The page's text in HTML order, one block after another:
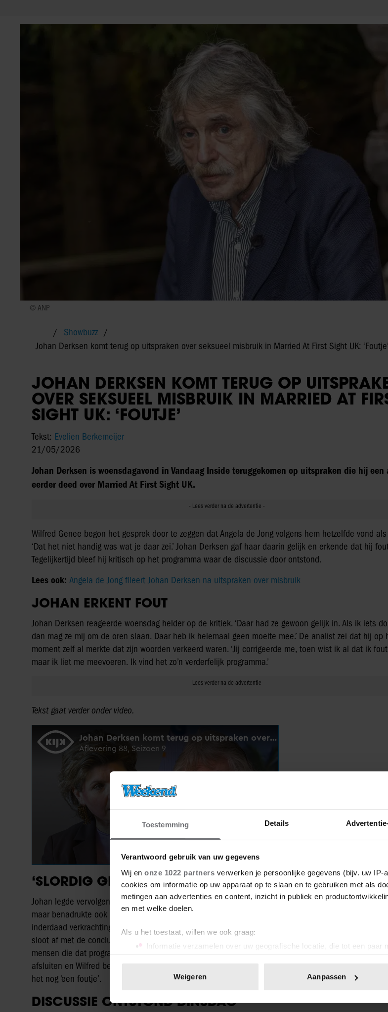
Toestemming Details
Verantwoord gebruik van uw gegevens
Wij en onze 1022 partners verwerken je persoonlijke gegevens (bijv. uw
cookies om informatie op uw apparaat op te slaan en te gebruiken met als
metingen aan advertenties en content, inzicht in publiek en
en met welke doelen.
Als u het toestaat, willen we ook graag:
Informatie verzamelen over uw geografische locatie, die tot een paar
Uw apparaat identificeren door het actief te scannen op specifieke
toestemming op elk moment wijzigen of intrekken in de Cookieverklaring.
We gebruiken cookies om content en advertenties te personaliseren, om
Weigeren Aanpassen
© ANP
Showbuzz
Johan Derksen komt terug op uitspraken over seksueel misbruik in Married At First Sight UK: ‘Foutje’
JOHAN DERKSEN KOMT TERUG OP
OVER SEKSUEEL MISBRUIK IN MARRIED AT
SIGHT UK: ‘FOUTJE’
Tekst: Evelien Berkemeijer
21/05/2026
Johan Derksen is woensdagavond in Vandaag Inside teruggekomen op uitspraken die hij een
eerder deed over Married At First Sight UK.
Wilfred Genee begon het gesprek door te zeggen dat Angela de Jong volgens hem hetzelfde vond
‘Dat het niet handig was wat je daar zei.’ Johan Derksen gaf haar daarin gelijk en erkende dat hij
Tegelijkertijd bleef hij kritisch op het programma waar de discussie door ontstond.
Lees ook: Angela de Jong fileert Johan Derksen na uitspraken over misbruik
JOHAN ERKENT FOUT
Johan Derksen reageerde woensdag helder op de kritiek. ‘Daar had ze gewoon gelijk in. Als ik iets
dan mag ze mij om de oren slaan. Daar heb ik helemaal geen moeite mee.’ De analist zei dat hij op
moment zelf al merkte dat zijn woorden verkeerd waren. ‘Jij corrigeerde me, toen wist ik al dat ik
maar ik liet me meevoeren. Ik vind het zo’n verderfelijk programma.’
Tekst gaat verder onder video.
‘SLORDIG GEFORMULEERD’
Johan legde vervolgens uit dat hij begrijpt dat een man in zo’n situatie wil laten zien wat hij allemaal
maar benadrukte ook dat een vrouw daar niet altijd voor openstaat. ‘Als die vrouw dat niet wil, dan is
inderdaad verkrachting en dat is net zo erg als een gewone verkrachting die buiten een huwelijk
sloot af met de conclusie: ‘Ik heb dat heel slordig geformuleerd maar het komt tot stand eigenlijk
mensen die dat programma organiseren. Die vragen om dit soort problemen.’ Wanneer ze het
afsluiten en Wilfred benoemt dat Johan weinig op zijn woorden terugkomt, dus dit echt meent,
het nog ‘een foutje’.
DISCUSSIE ONTSTOND DINSDAG